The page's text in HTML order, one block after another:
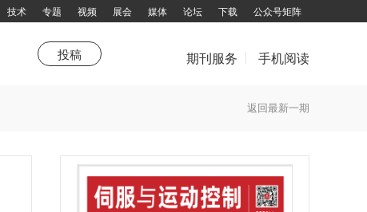
技术 专题 视频 展会 媒体 论坛 下载 公众号矩阵
投稿 期刊服务 手机阅读
返回最新一期